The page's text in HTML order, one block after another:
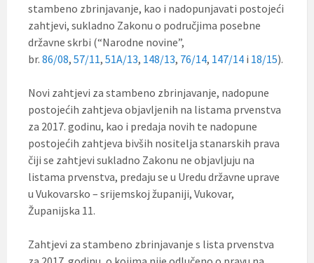
stambeno zbrinjavanje, kao i nadopunjavati postojeći
zahtjevi, sukladno Zakonu o područjima posebne
državne skrbi (“Narodne novine”,
br. 86/08, 57/11, 51A/13, 148/13, 76/14, 147/14 i 18/15).
Novi zahtjevi za stambeno zbrinjavanje, nadopune
postojećih zahtjeva objavljenih na listama prvenstva
za 2017. godinu, kao i predaja novih te nadopune
postojećih zahtjeva bivših nositelja stanarskih prava
čiji se zahtjevi sukladno Zakonu ne objavljuju na
listama prvenstva, predaju se u Uredu državne uprave
u Vukovarsko – srijemskoj županiji, Vukovar,
Županijska 11.
Zahtjevi za stambeno zbrinjavanje s lista prvenstva